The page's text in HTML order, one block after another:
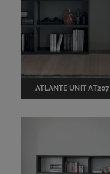
ATLANTE UNIT AT207